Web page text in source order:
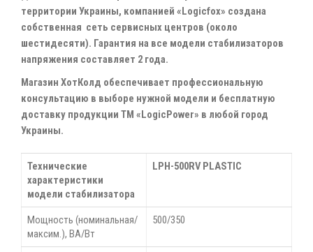
территории Украины, компанией «Logicfox» создана
собственная сеть сервисных центров (около
шестидесяти). Гарантия на все модели стабилизаторов
напряжения составляет 2 года.
Магазин ХотКолд обеспечивает профессиональную
консультацию в выборе нужной модели и бесплатную
доставку продукции ТМ «LogicРower» в любой город
Украины.
Технические
характеристики
модели стабилизатора
LPH-500RV PLASTIC
Мощность (номинальная/
максим.), ВА/Вт
500/350